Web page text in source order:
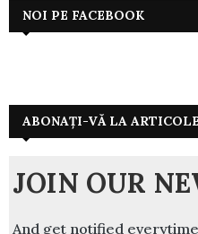
NOI PE FACEBOOK
ABONAȚI-VĂ LA
JOIN OUR
And get notified